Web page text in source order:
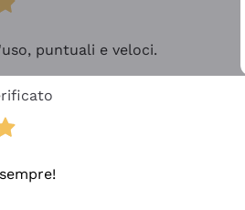
puntuali e veloci.